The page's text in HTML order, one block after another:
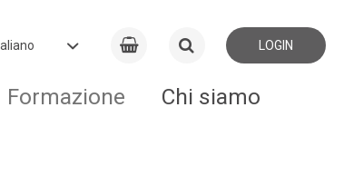
LOGIN
Formazione Chi siamo